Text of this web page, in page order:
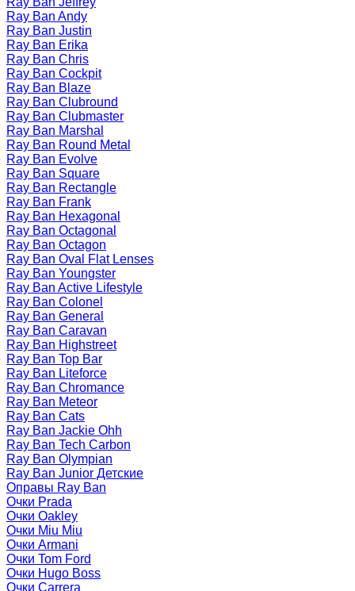
Ray Ban Andy
Ray Ban Justin
Ray Ban Erika
Ray Ban Chris
Ray Ban Cockpit
Ray Ban Blaze
Ray Ban Clubround
Ray Ban Clubmaster
Ray Ban Marshal
Ray Ban Round Metal
Ray Ban Evolve
Ray Ban Square
Ray Ban Rectangle
Ray Ban Frank
Ray Ban Hexagonal
Ray Ban Octagonal
Ray Ban Octagon
Ray Ban Oval Flat Lenses
Ray Ban Youngster
Ray Ban Active Lifestyle
Ray Ban Colonel
Ray Ban General
Ray Ban Caravan
Ray Ban Highstreet
Ray Ban Top Bar
Ray Ban Liteforce
Ray Ban Chromance
Ray Ban Meteor
Ray Ban Cats
Ray Ban Jackie Ohh
Ray Ban Tech Carbon
Ray Ban Olympian
Ray Ban Junior Детские
Оправы Ray Ban
Очки Prada
Очки Oakley
Очки Miu Miu
Очки Armani
Очки Tom Ford
Очки Hugo Boss
Очки Carrera